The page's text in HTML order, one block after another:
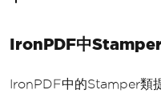
IronPDF中Stamper
IronPDF中的Stamper類